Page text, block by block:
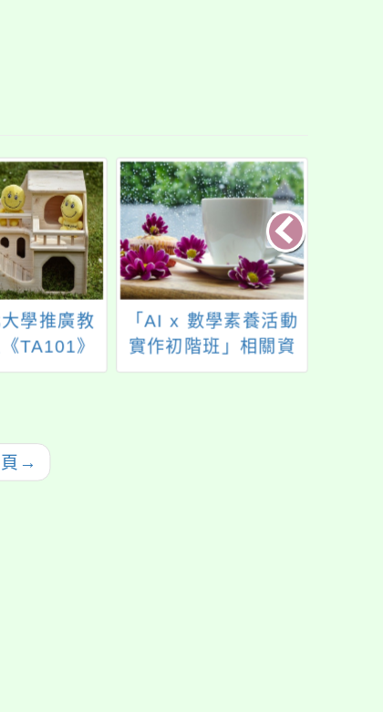
學推廣教
TA101》
礎認證課
生輔導中
社會工作
師生報名
「AI x 數學素養活動
實作初階班」相關資
訊
→